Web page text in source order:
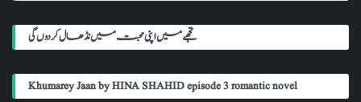
تجھے میں اپنی محبت میں نڈھال کر دوں گی
Khumarey Jaan by HINA SHAHID episode 3 romantic novel